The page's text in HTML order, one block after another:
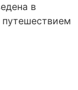
в